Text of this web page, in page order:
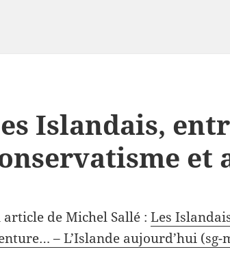
Islandais,
et
article de Michel Sallé :Les
– L’Islande aujourd’hui (sg-